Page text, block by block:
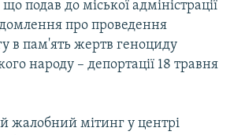
подав до міської адміністрації
про проведення
в пам'ять жертв геноциду
народу – депортації 18 травня
жалобний мітинг у центрі